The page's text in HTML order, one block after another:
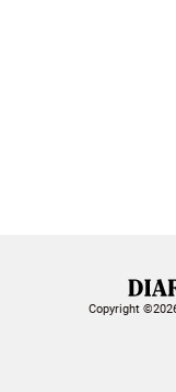
Copyright